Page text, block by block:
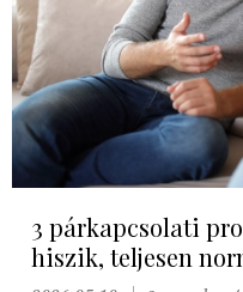
3 párkapcsolati
hiszik, teljesen